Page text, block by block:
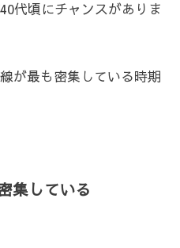
代頃にチャンスがありま
が最も密集している時期
集している